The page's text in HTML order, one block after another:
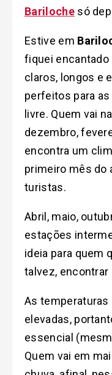
Barilochesó
Estive em
fiquei encantado
claros, longos e
perfeitos para
livre. Quem vai
dezembro,
encontra um
primeiro mês do
turistas.
Abril, maio,
estações
ideia para quem
talvez,
As
elevadas,
essencial
Quem vai em